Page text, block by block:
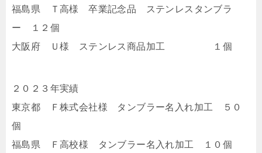
福島県 Ｔ高様 卒業記念品 ステンレスタンブラ
ー １２個
大阪府 Ｕ様 ステンレス商品加工 １個
２０２３年実績
東京都 Ｆ株式会社様 タンブラー名入れ加工 ５０
個
福島県 Ｆ高校様 タンブラー名入れ加工 １０個